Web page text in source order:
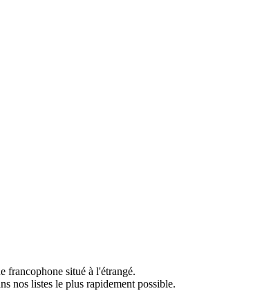
francophone situé à l'étrangé.
nos listes le plus rapidement possible.